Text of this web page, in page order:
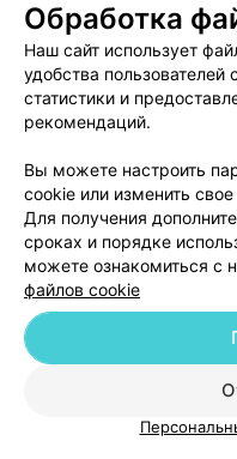
Медицинский
Пользовательское
Написать
Обработка
Обработка
Наш сайт использует
удобства пользователей
статистики и
рекомендаций.
Вы можете настроить
cookie или изменить
Для получения
сроках и порядке
можете ознакомиться с
файлов cookie